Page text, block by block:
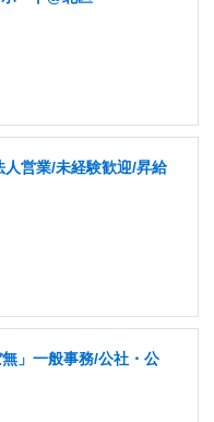
人営業/未経験歓迎/昇給
」一般事務/公社・公